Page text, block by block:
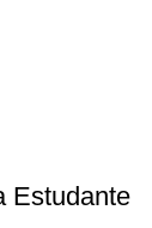
Estudante